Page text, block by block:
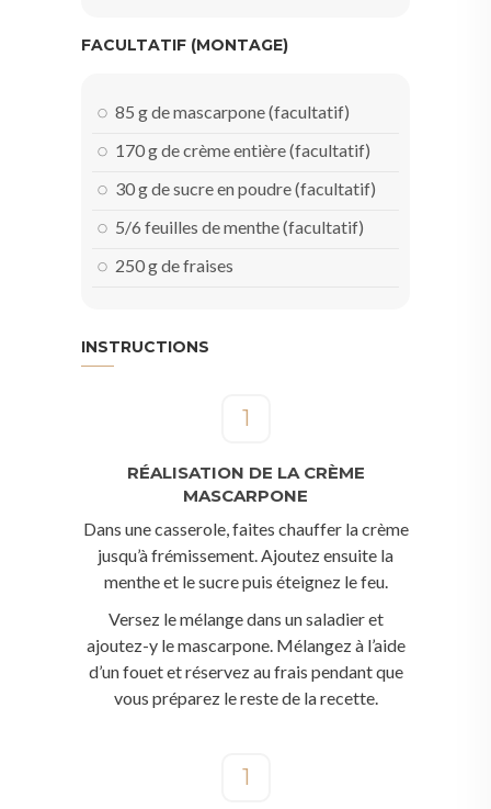
FACULTATIF (MONTAGE)
85 g de mascarpone (facultatif)
170 g de crème entière (facultatif)
30 g de sucre en poudre (facultatif)
5/6 feuilles de menthe (facultatif)
250 g de fraises
INSTRUCTIONS
1
RÉALISATION DE LA CRÈME
MASCARPONE
Dans une casserole, faites chauffer la crème
jusqu’à frémissement. Ajoutez ensuite la
menthe et le sucre puis éteignez le feu.
Versez le mélange dans un saladier et
ajoutez-y le mascarpone. Mélangez à l’aide
d’un fouet et réservez au frais pendant que
vous préparez le reste de la recette.
1